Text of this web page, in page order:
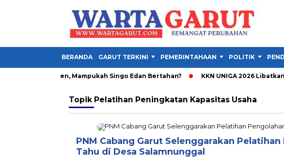
BERANDA GARUT TERKINI PEMERINTAHAAN POLITIK
Henrique Absen, Mampukah Singo Edan Bertahan? KKN UNIGA 2026 Libatkan
Topik Pelatihan Peningkatan Kapasitas Usaha
PNM Cabang Garut Selenggarakan
Tahu di Desa Salamnunggal